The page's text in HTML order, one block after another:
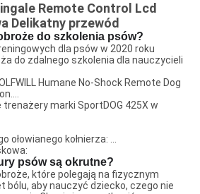
Remote Control Lcd
Delikatny przewód
do szkolenia psów?
dla psów w 2020 roku
do zdalnego szkolenia dla nauczycieli
Humane No-Shock Remote Dog
marki SportDOG 425X w
ołowianego kołnierza: ...
psów są okrutne?
które polegają na fizycznym
bólu, aby nauczyć dziecko, czego nie